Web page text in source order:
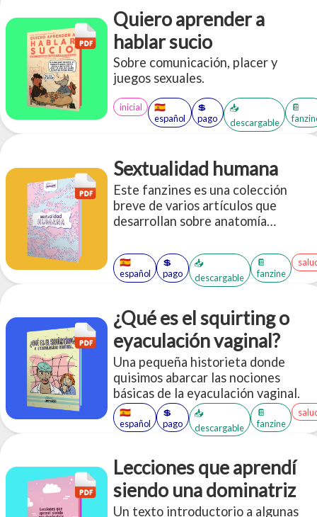
Quiero aprender a
hablar sucio
Sobre comunicación, placer y
juegos sexuales.
inicial
🇪🇸
español
💲
pago
📥
descargable
📔
Sextualidad humana
Este fanzines es una colección
breve de varios artículos que
desarrollan sobre anatomía
exploración y deconstrucción de las
bases de la excitación y el deseo
sexual.
🇪🇸
español
💲
pago
📥
descargable
📔
fanzine
¿Qué es el squirting o
eyaculación vaginal?
Una pequeña historieta donde
quisimos abarcar las nociones
básicas de la eyaculación vaginal.
🇪🇸
español
💲
pago
📥
descargable
📔
fanzine
Lecciones que aprendí
siendo una dominatriz
Un texto introductorio a algunas